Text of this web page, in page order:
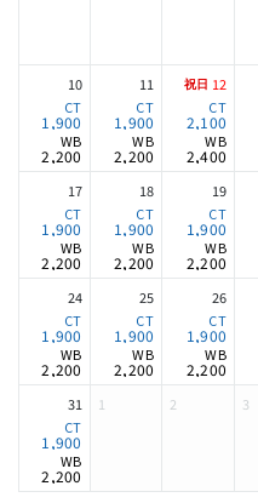
10
1,900
2,200
11
1,900
2,200
12
2,100
2,400
17
1,900
2,200
18
1,900
2,200
19
1,900
2,200
24
1,900
2,200
25
1,900
2,200
26
1,900
2,200
31
1,900
2,200
1 2 3